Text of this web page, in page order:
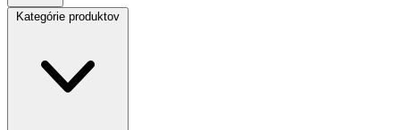
Kategórie produktov